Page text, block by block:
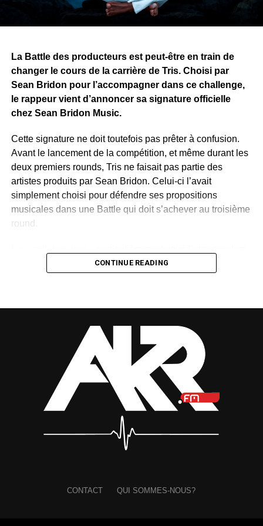
ne se limite pas à la musique. Alors que le premier tome
au public.
WhatsApp
Facebook
X Telegram
Email
>>
La Battle des producteurs est peut-être en train de
changer le cours de la carrière de Tris. Choisi par
Sean Bridon pour l’accompagner dans ce challenge,
le rappeur vient d’annoncer sa signature officielle
chez Sean Bridon Music.
Cette signature ne doit toutefois pas prêter à confusion.
Avant le lancement de la compétition, et même durant les
deux premiers rounds, Tris ne faisait pas partie des
artistes produits par Sean Bridon. Celui-ci l’avait
simplement choisi pour défendre ses propositions
musicales dans une Battle qui doit s’achever au troisième
round.
de la deuxième étape du concours. Sur un morceau
l’actualité autour de sa carrière qui était devenue rare,
donnant l’impression d’un parcours en sommeil.
La Battle lui a ainsi offert une occasion de se rappeler au
bon souvenir du public, mais aussi de montrer à Sean
Bridon ce qu’une collaboration plus durable pouvait
produire. Quelques jours plus tard, l’essai s’est transformé
CONTINUE READING
CONTACT QUI SOMMES-NOUS?